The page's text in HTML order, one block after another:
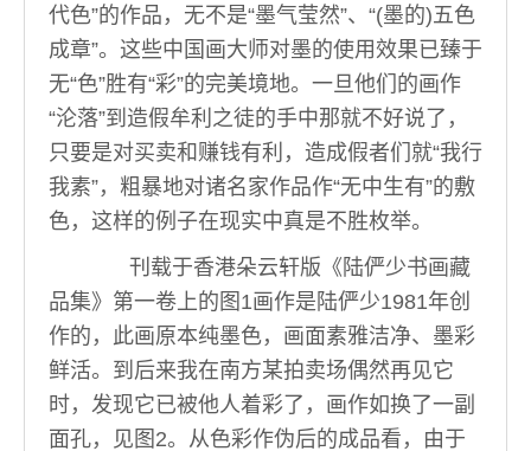
代色”的作品，无不是“墨气莹然”、“(墨的)五色
成章”。这些中国画大师对墨的使用效果已臻于
无“色”胜有“彩”的完美境地。一旦他们的画作
“沦落”到造假牟利之徒的手中那就不好说了，
只要是对买卖和赚钱有利，造成假者们就“我行
我素”，粗暴地对诸名家作品作“无中生有”的敷
色，这样的例子在现实中真是不胜枚举。
刊载于香港朵云轩版《陆俨少书画藏
品集》第一卷上的图1画作是陆俨少1981年创
作的，此画原本纯墨色，画面素雅洁净、墨彩
鲜活。到后来我在南方某拍卖场偶然再见它
时，发现它已被他人着彩了，画作如换了一副
面孔，见图2。从色彩作伪后的成品看，由于